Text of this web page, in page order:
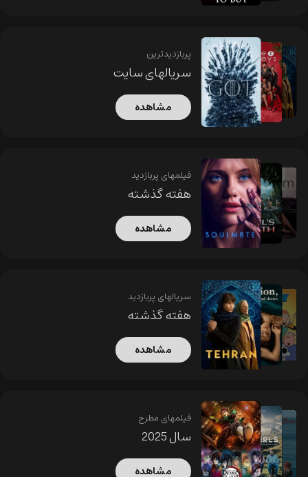
پربازدیدترین
سریالهای سایت
مشاهده
فیلمهای پربازدید
هفته گذشته
مشاهده
سریالهای پربازدید
هفته گذشته
مشاهده
فیلمهای مطرح
سال 2025
مشاهده